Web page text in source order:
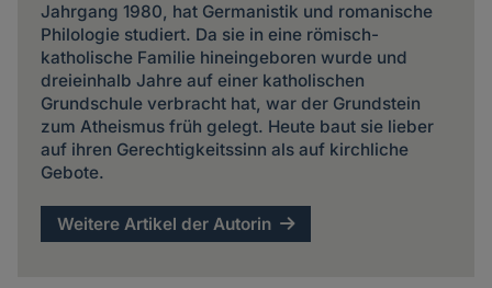
Jahrgang 1980, hat Germanistik und romanische
Philologie studiert. Da sie in eine römisch-
katholische Familie hineingeboren wurde und
dreieinhalb Jahre auf einer katholischen
Grundschule verbracht hat, war der Grundstein
zum Atheismus früh gelegt. Heute baut sie lieber
auf ihren Gerechtigkeitssinn als auf kirchliche
Gebote.
Weitere Artikel der Autorin